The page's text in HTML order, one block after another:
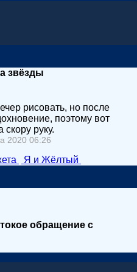
звёзды
рисовать, но после
поэтому вот
скору руку.
2020 06:26
Я и Жёлтый
обращение с